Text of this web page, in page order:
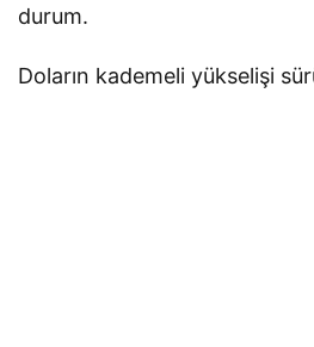
durum.
Doların kademeli yükselişi